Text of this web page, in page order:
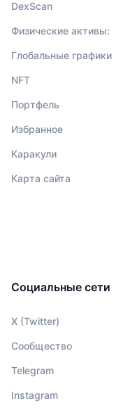
DexScan
Физические активы:
Глобальные графики
NFT
Портфель
Избранное
Каракули
Карта сайта
Социальные сети
X (Twitter)
Сообщество
Telegram
Instagram